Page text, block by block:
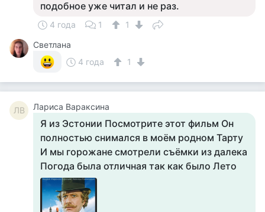
подобное уже читал и не раз.
4 года 1
1
Светлана
4 года
1
ЛВ Лариса Вараксина
Я из Эстонии Посмотрите этот фильм Он
полностью снимался в моём родном Тарту
И мы горожане смотрели съёмки из далека
Погода была отличная так как было Лето